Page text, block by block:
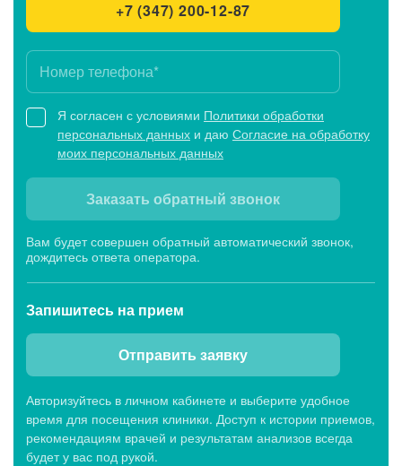
+7 (347) 200-12-87
Я согласен с условиями Политики обработки
персональных данных и даю Согласие на обработку
моих персональных данных
Заказать обратный звонок
Вам будет совершен обратный автоматический звонок,
дождитесь ответа оператора.
Запишитесь на прием
Отправить заявку
Авторизуйтесь в личном кабинете и выберите удобное
время для посещения клиники. Доступ к истории приемов,
рекомендациям врачей и результатам анализов всегда
будет у вас под рукой.